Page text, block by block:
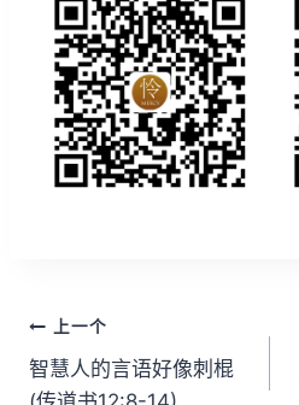
文
章
上一个
智慧人的言语好像刺棍